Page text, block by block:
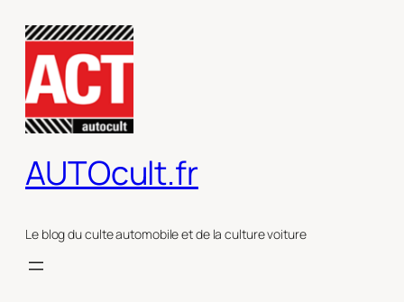
contenu
AUTOcult.fr
Le blog du culte automobile et de la culture voiture